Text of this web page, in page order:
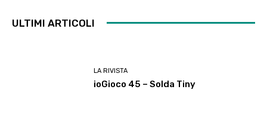
ULTIMI ARTICOLI
LA RIVISTA
ioGioco 45 – Solda Tiny